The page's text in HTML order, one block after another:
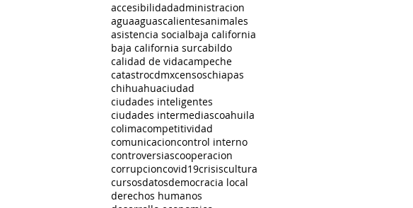
accesibilidadadministracion
aguaaguascalientesanimales
asistencia socialbaja california
baja california surcabildo
calidad de vidacampeche
catastrocdmxcensoschiapas
chihuahuaciudad
ciudades inteligentes
ciudades intermediascoahuila
colimacompetitividad
comunicacioncontrol interno
controversiascooperacion
corrupcioncovid19crisiscultura
cursosdatosdemocracia local
derechos humanos